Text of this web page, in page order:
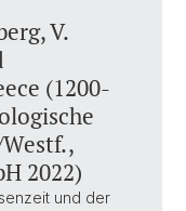
V.
(1200-
2022)
und der